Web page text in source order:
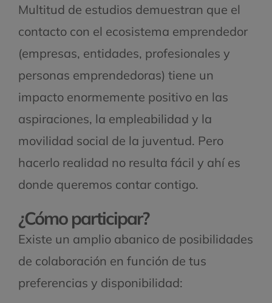
Multitud de estudios demuestran que el
contacto con el ecosistema emprendedor
(empresas, entidades, profesionales y
personas emprendedoras) tiene un
impacto enormemente positivo en las
aspiraciones, la empleabilidad y la
movilidad social de la juventud. Pero
hacerlo realidad no resulta fácil y ahí es
donde queremos contar contigo.
¿Cómo participar?
Existe un amplio abanico de posibilidades
de colaboración en función de tus
preferencias y disponibilidad: